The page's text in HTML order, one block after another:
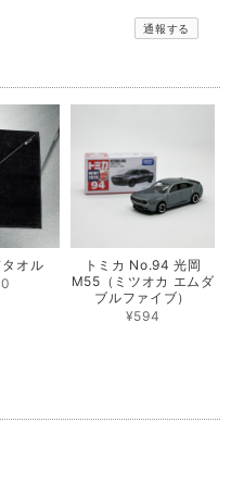
通報する
オル
トミカ No.94 光岡
M55（ミツオカ エムダ
ブルファイブ）
¥594